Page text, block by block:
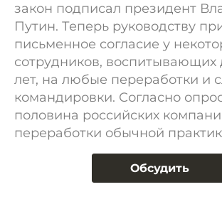
закон подписал президент
Путин. Теперь руководству
письменное согласие у
сотрудников, воспитывающих
лет, на любые переработки и
командировки. Согласно
половина российских
переработки обычной
Обсудить